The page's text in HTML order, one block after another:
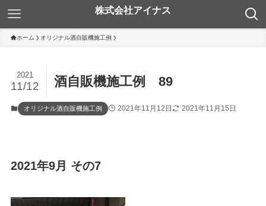
ホーム オリジナル酒自販機施工例
酒自販機施工例 89
2021
11/12
オリジナル酒自販機施工例 2021年11月12日 2021年11月15日
2021年9月 その7